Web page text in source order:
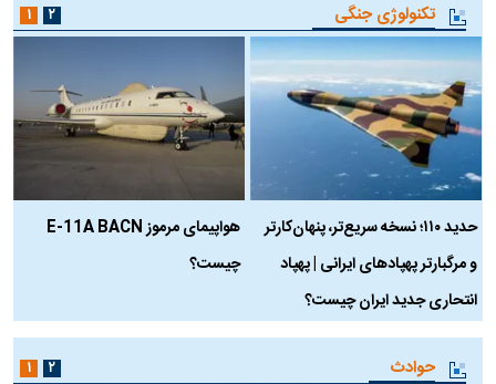
تکنولوژی جنگی
حدید ۱۱۰؛ نسخه سریع‌تر، پنهان‌کارتر
و مرگبارتر پهپادهای ایرانی | پهپاد
انتحاری جدید ایران چیست؟
هواپیمای مرموز E-11A BACN
چیست؟
۱ ۲
حوادث ۱ ۲